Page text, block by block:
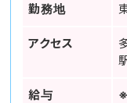
勤務地
アクセス
給与